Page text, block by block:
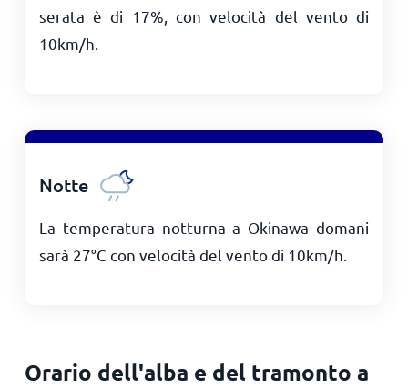
serata è di 17%, con velocità del vento di
10km/h.
Notte
La temperatura notturna a Okinawa domani
sarà 27°C con velocità del vento di 10km/h.
Orario dell'alba e del tramonto a